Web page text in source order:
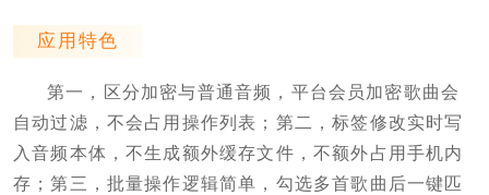
应用特色
第一，区分加密与普通音频，平台会员加密歌曲会
自动过滤，不会占用操作列表；第二，标签修改实时写
入音频本体，不生成额外缓存文件，不额外占用手机内
存；第三，批量操作逻辑简单，勾选多首歌曲后一键匹